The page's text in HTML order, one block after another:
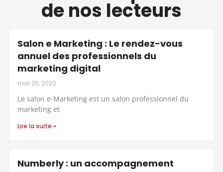
de nos lecteurs
Salon e Marketing : Le rendez-vous
annuel des professionnels du
marketing digital
mai 26, 2020
Le salon e-Marketing est un salon professionnel du
marketing et
Lire la suite »
Numberly : un accompagnement